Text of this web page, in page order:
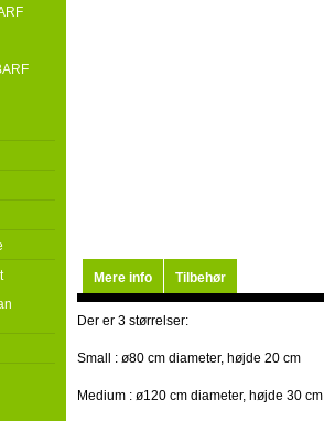
Mere info Tilbehør
Der er 3 størrelser:
Small : ø80 cm diameter, højde 20 cm
Medium : ø120 cm diameter, højde 30 cm